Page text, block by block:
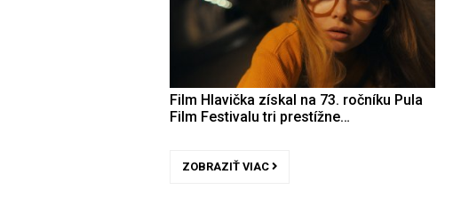
Film Hlavička získal na 73. ročníku Pula
Film Festivalu tri prestížne…
ZOBRAZIŤ VIAC